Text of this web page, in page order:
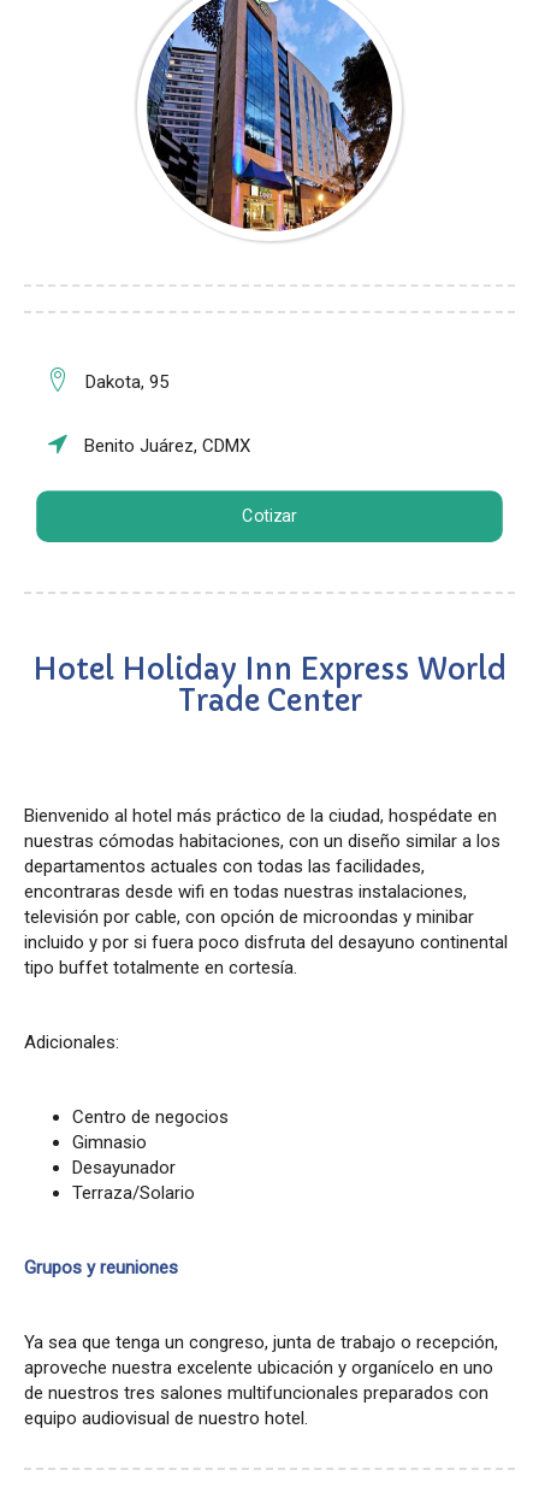
Dakota, 95
Benito Juárez, CDMX
Cotizar
Hotel Holiday Inn Express World
Trade Center
Bienvenido al hotel más práctico de la ciudad, hospédate en
nuestras cómodas habitaciones, con un diseño similar a los
departamentos actuales con todas las facilidades,
encontraras desde wifi en todas nuestras instalaciones,
televisión por cable, con opción de microondas y minibar
incluido y por si fuera poco disfruta del desayuno continental
tipo buffet totalmente en cortesía.
Adicionales:
Centro de negocios
Gimnasio
Desayunador
Terraza/Solario
Grupos y reuniones
Ya sea que tenga un congreso, junta de trabajo o recepción,
aproveche nuestra excelente ubicación y organícelo en uno
de nuestros tres salones multifuncionales preparados con
equipo audiovisual de nuestro hotel.